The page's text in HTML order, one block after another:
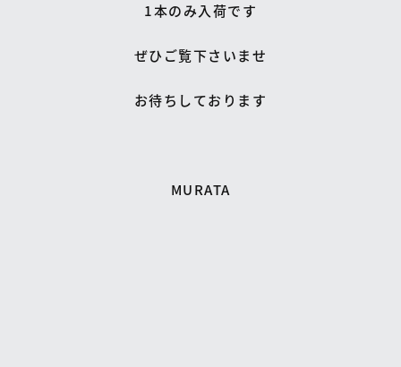
1本のみ入荷です
ぜひご覧下さいませ
お待ちしております
MURATA